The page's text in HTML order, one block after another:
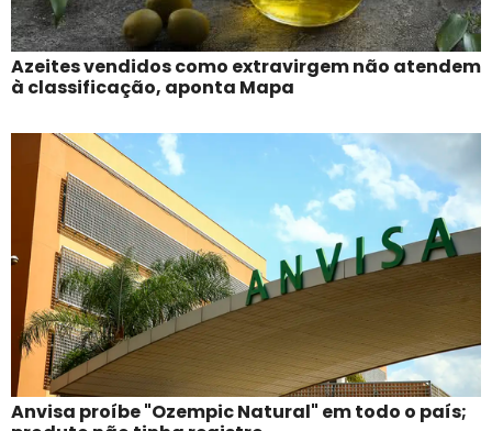
Azeites vendidos como extravirgem não atendem
à classificação, aponta Mapa
Anvisa proíbe "Ozempic Natural" em todo o país;